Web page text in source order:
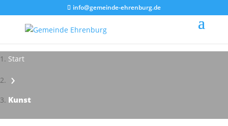
info@gemeinde-ehrenburg.de
Start
›
Kunst
Impressionen - Mareike Kranz